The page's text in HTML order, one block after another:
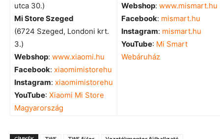
utca 30.)
Mi Store Szeged
(6724 Szeged, Londoni krt.
3.)
Webshop: www.xiaomi.hu
Facebook: xiaomimistorehu
Instagram: xiaomimistorehu
YouTube: Xiaomi Mi Store
Magyarország
Webshop: www.mismart.hu
Facebook: mismart.hu
Instagram: mismart.hu
YouTube: Mi Smart
Webáruház